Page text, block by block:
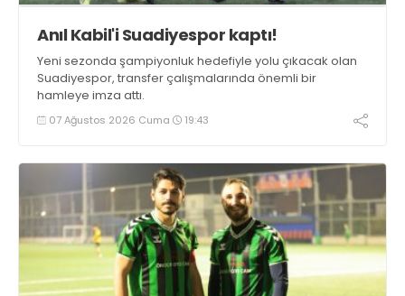
Anıl Kabil'i Suadiyespor kaptı!
Yeni sezonda şampiyonluk hedefiyle yolu çıkacak olan
Suadiyespor, transfer çalışmalarında önemli bir
hamleye imza attı.
07 Ağustos 2026 Cuma 19:43